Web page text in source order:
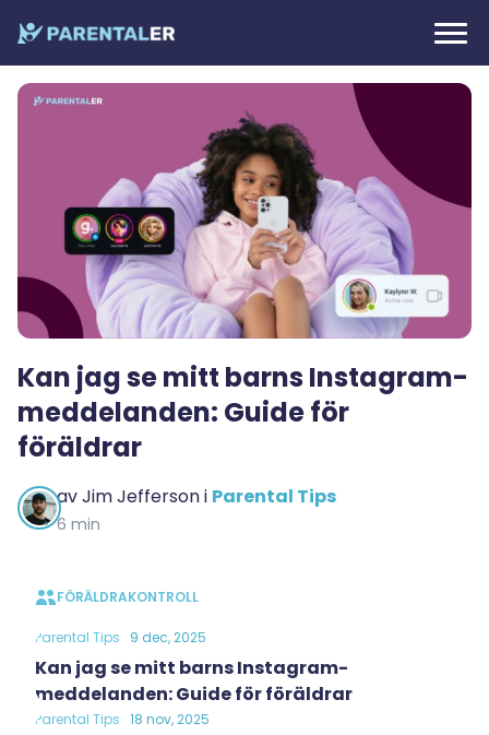
Kan jag se mitt barns Instagram-
meddelanden: Guide för
föräldrar
avJim Jeffersoni Parental Tips
6 min
FÖRÄLDRAKONTROLL
Parental Tips 9 dec, 2025
Kan jag se mitt barns Instagram-
meddelanden: Guide för föräldrar
Parental Tips 18 nov, 2025